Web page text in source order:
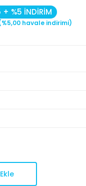
+ %5 İNDİRİM
havale indirimi)